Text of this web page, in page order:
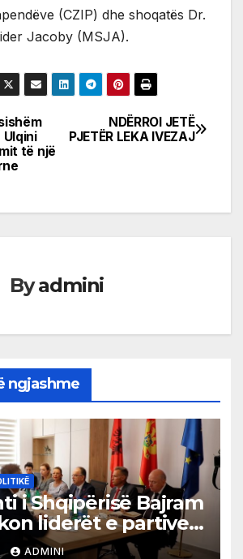
(CZIP) dhe shoqatës Dr.
Jacoby (MSJA).
NDËRROI JETË
PJETËR LEKA IVEZAJ
të një
Byadmini
ngjashme
i Shqipërisë Bajram
liderët e partive
në Ulqin
ADMINI